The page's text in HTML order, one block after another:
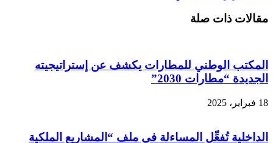
مقالات ذات صلة
المكتب الوطني للمطارات يكشف عن إستراتيجيته
الجديدة “مطارات 2030”
18 فبراير، 2025
الداخلية تُفعِّل المساءلة في ملف “المشاريع الملكية